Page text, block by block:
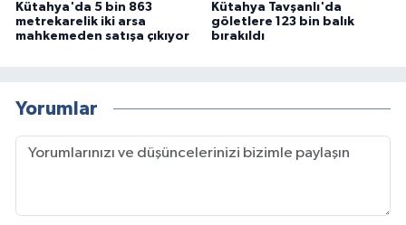
Kütahya'da 5 bin 863
metrekarelik iki arsa
mahkemeden satışa çıkıyor
Kütahya Tavşanlı'da
göletlere 123 bin balık
bırakıldı
Yorumlar